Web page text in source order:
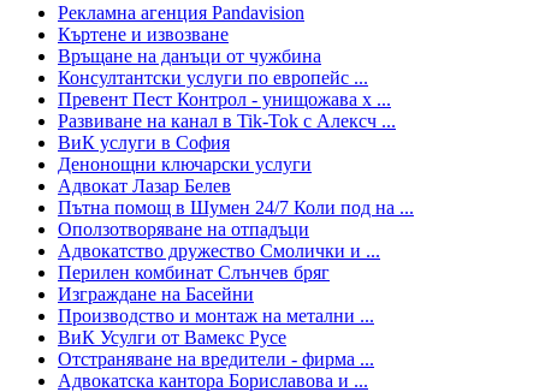
Рекламна агенция Pandavision
Къртене и извозване
Връщане на данъци от чужбина
Консултантски услуги по европейс ...
Превент Пест Контрол - унищожава х ...
Развиване на канал в Tik-Tok с Алексч ...
ВиК услуги в София
Денонощни ключарски услуги
Адвокат Лазар Белев
Пътна помощ в Шумен 24/7 Коли под на ...
Оползотворяване на отпадъци
Адвокатство дружество Смолички и ...
Перилен комбинат Слънчев бряг
Изграждане на Басейни
Производство и монтаж на метални ...
ВиК Усулги от Вамекс Русе
Отстраняване на вредители - фирма ...
Адвокатска кантора Бориславова и ...